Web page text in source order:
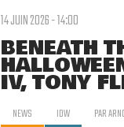
14 JUIN 2026 - 14:00
BENEATH
IV, TONY
NEWS IDW PAR